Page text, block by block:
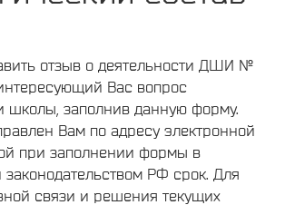
отзыв о деятельности ДШИ №
Вас вопрос
школы, заполнив данную форму.
Вам по адресу электронной
при заполнении формы в
РФ срок. Для
связи и решения текущих